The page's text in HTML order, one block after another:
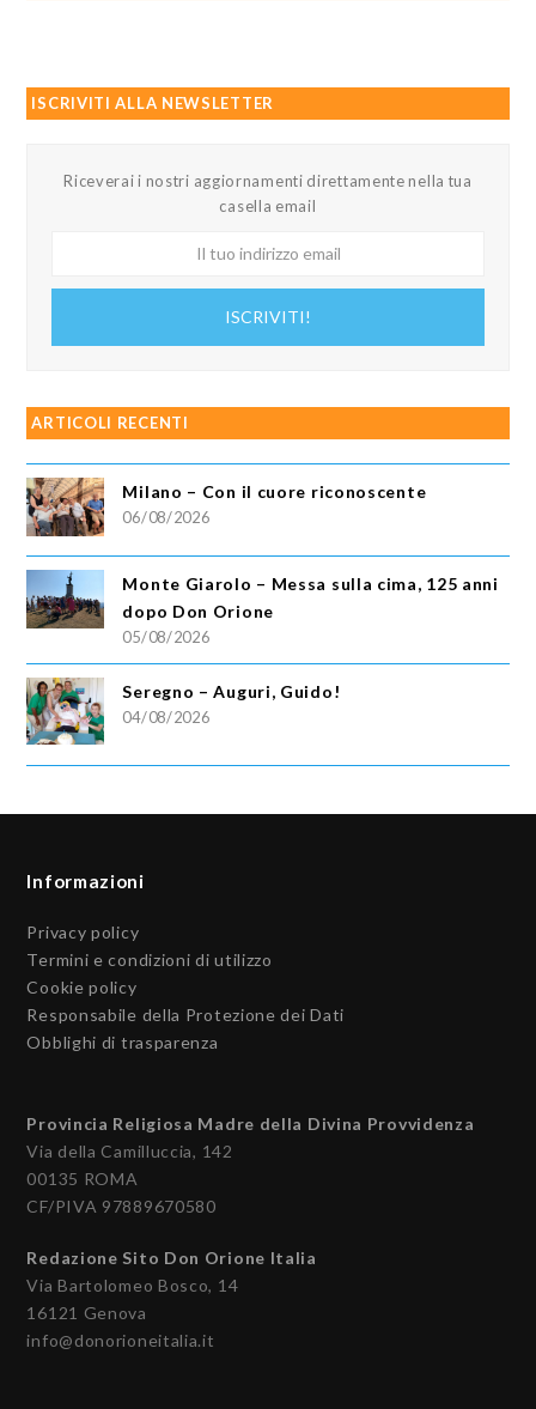
ISCRIVITI ALLA NEWSLETTER
Riceverai i nostri aggiornamenti direttamente nella tua
casella email
ISCRIVITI!
ARTICOLI RECENTI
Milano – Con il cuore riconoscente
06/08/2026
Monte Giarolo – Messa sulla cima, 125 anni
dopo Don Orione
05/08/2026
Seregno – Auguri, Guido!
04/08/2026
Informazioni
Privacy policy
Termini e condizioni di utilizzo
Cookie policy
Responsabile della Protezione dei Dati
Obblighi di trasparenza
Provincia Religiosa Madre della Divina Provvidenza
Via della Camilluccia, 142
00135 ROMA
CF/PIVA 97889670580
Redazione Sito Don Orione Italia
Via Bartolomeo Bosco, 14
16121 Genova
info@donorioneitalia.it